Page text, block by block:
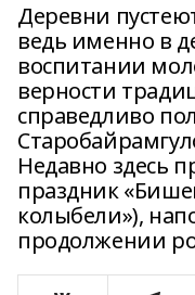
Деревни
ведь именно в
воспитании
верности
справедливо
Недавно здесь
праздник
колыбели»),
продолжении